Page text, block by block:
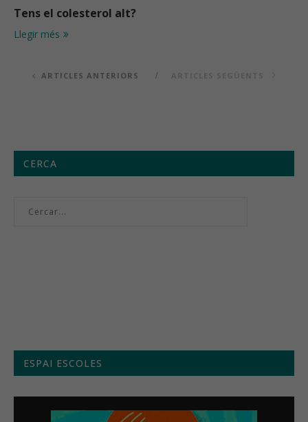
Tens el colesterol alt?
Llegir més
ARTICLES ANTERIORS
CERCA
ESPAI ESCOLES